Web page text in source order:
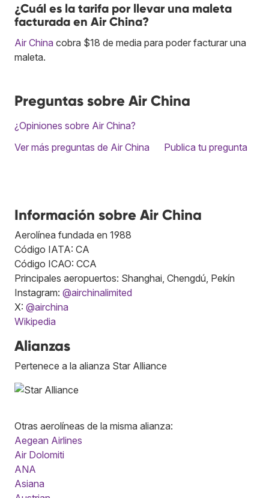
¿Cuál es la tarifa por llevar una maleta
facturada en Air China?
Air China cobra $18 de media para poder facturar una
maleta.
Preguntas sobre Air China
¿Opiniones sobre Air China?
Ver más preguntas de Air China
Publica tu pregunta
Información sobre Air China
Aerolínea fundada en 1988
Código IATA: CA
Código ICAO: CCA
Principales aeropuertos: Shanghai, Chengdú, Pekín
Instagram: @airchinalimited
X: @airchina
Wikipedia
Alianzas
Pertenece a la alianza Star Alliance
Otras aerolíneas de la misma alianza:
Aegean Airlines
Air Dolomiti
ANA
Asiana